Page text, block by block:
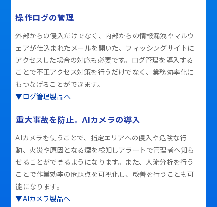
操作ログの管理
外部からの侵入だけでなく、内部からの情報漏洩やマルウ
ェアが仕込まれたメールを開いた、フィッシングサイトに
アクセスした場合の対応も必要です。ログ管理を導入する
ことで不正アクセス対策を行うだけでなく、業務効率化に
もつなげることができます。
▼ログ管理製品へ
重大事故を防止。AIカメラの導入
AIカメラを使うことで、指定エリアへの侵入や危険な行
動、火災や原因となる煙を検知しアラートで管理者へ知ら
せることができるようになります。また、人流分析を行う
ことで作業効率の問題点を可視化し、改善を行うことも可
能になります。
▼AIカメラ製品へ